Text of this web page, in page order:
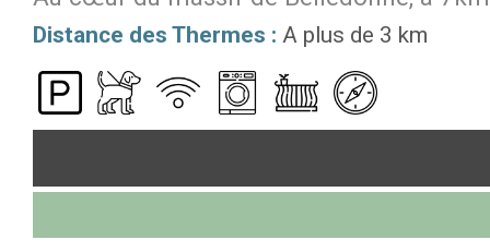
Distance des Thermes : A plus de 3 km